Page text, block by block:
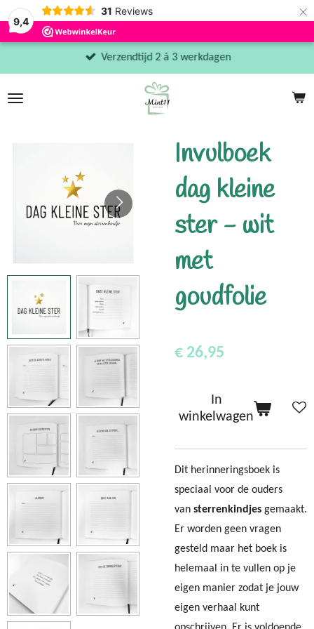
9,4
31 Reviews ×
Verzendtijd 2 á 3 werkdagen
Invulboek
dag kleine
ster - wit
met
goudfolie
€ 26,95
In
winkelwagen
Dit herinneringsboek is
speciaal voor de ouders
van sterrenkindjes gemaakt.
Er worden geen vragen
gesteld maar het boek is
helemaal in te vullen op je
eigen manier zodat je jouw
eigen verhaal kunt